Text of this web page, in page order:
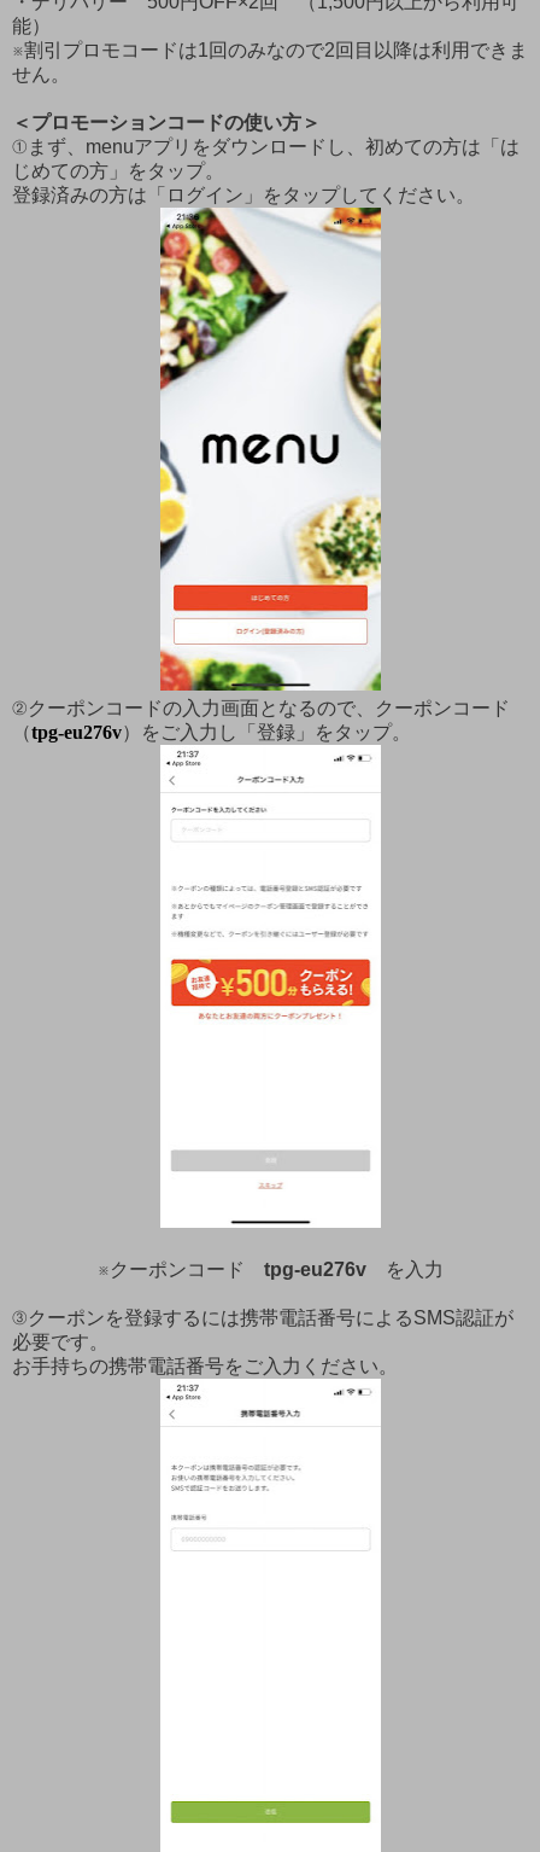
能）
※割引プロモコードは1回のみなので2回目以降は利用できま
せん。
＜プロモーションコードの使い方＞
①まず、menuアプリをダウンロードし、初めての方は「は
じめての方」をタップ。
登録済みの方は「ログイン」をタップしてください。
②クーポンコードの入力画面となるので、クーポンコード
（tpg-eu276v）をご入力し「登録」をタップ。
※クーポンコード tpg-eu276vを入力
③クーポンを登録するには携帯電話番号によるSMS認証が
必要です。
お手持ちの携帯電話番号をご入力ください。